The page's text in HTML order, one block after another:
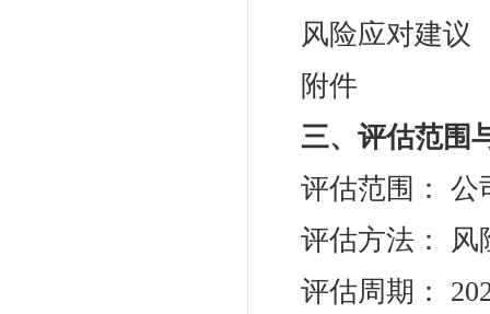
风险应对建议
附件
三、评估范围
评估范围： 公
评估方法： 风
评估周期：